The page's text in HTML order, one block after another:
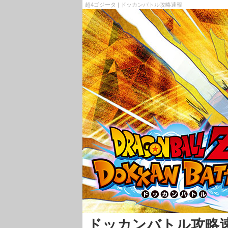
超4ゴジータ | ドッカンバトル攻略速報
ドッカンバトル攻略